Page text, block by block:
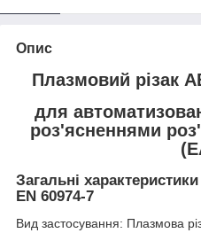
Опис
Плазмовий різак
для
роз'ясненнями
Загальні
EN 60974-7
Вид застосування: Плазмова